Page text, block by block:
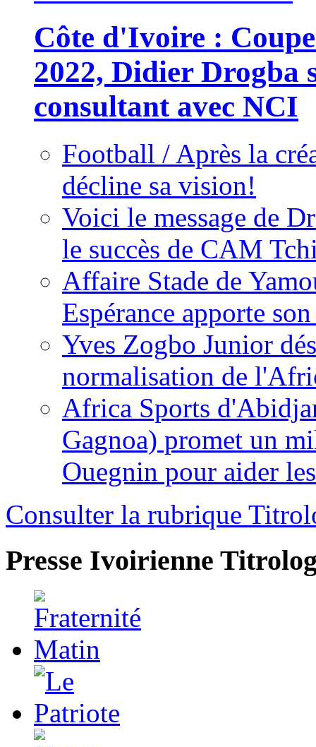
Côte d'Ivoire :
2022, Didier Drogba
consultant avec NCI
Football / Après la
décline sa vision!
Voici le message de
le succès de CAM
Affaire Stade de
Espérance apporte
Yves Zogbo Junior
normalisation de
Africa Sports
Gagnoa) promet un
Ouegnin pour aider
Consulter la rubrique
Presse Ivoirienne